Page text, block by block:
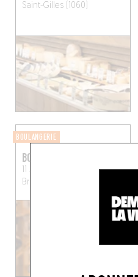
Saint-Gilles (1060)
BOULANGERIE
BOULENGIER
11 Avenue Jean Volders
Bruxelles (1060)